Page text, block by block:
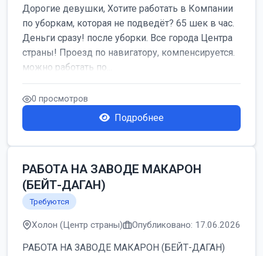
Дорогие девушки, Хотите работать в Компании
по уборкам, которая не подведёт? 65 шек в час.
Деньги сразу! после уборки. Все города Центра
страны! Проезд по навигатору, компенсируется.
можно работать по...
0 просмотров
Подробнее
РАБОТА НА ЗАВОДЕ МАКАРОН
(БЕЙТ-ДАГАН)
Требуются
Холон (Центр страны) Опубликовано: 17.06.2026
РАБОТА НА ЗАВОДЕ МАКАРОН (БЕЙТ-ДАГАН)